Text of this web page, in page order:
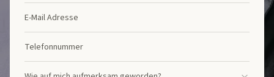
E-Mail Adresse
Telefonnummer
Wie auf mich aufmerksam geworden?